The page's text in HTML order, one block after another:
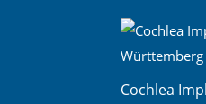
Cochlea